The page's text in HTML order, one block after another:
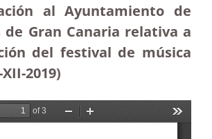
al Ayuntamiento de
de Gran Canaria relativa a
del festival de música
2019)